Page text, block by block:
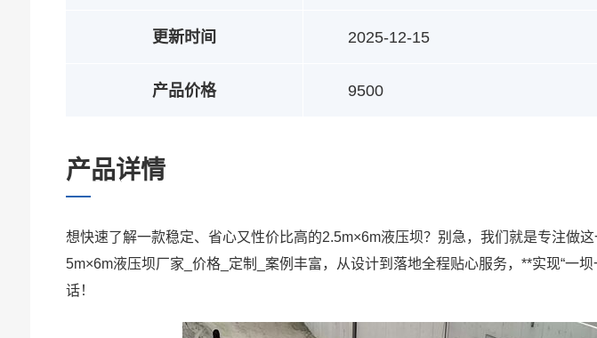
更新时间
产品价格
2025-12-15
9500
产品详情
想快速了解一款稳定、省心又性价比高的2.5m×6m液压坝？别急，我们就是专注做
5m×6m液压坝厂家_价格_定制_案例丰富，从设计到落地全程贴心服务，**实现“一
话！